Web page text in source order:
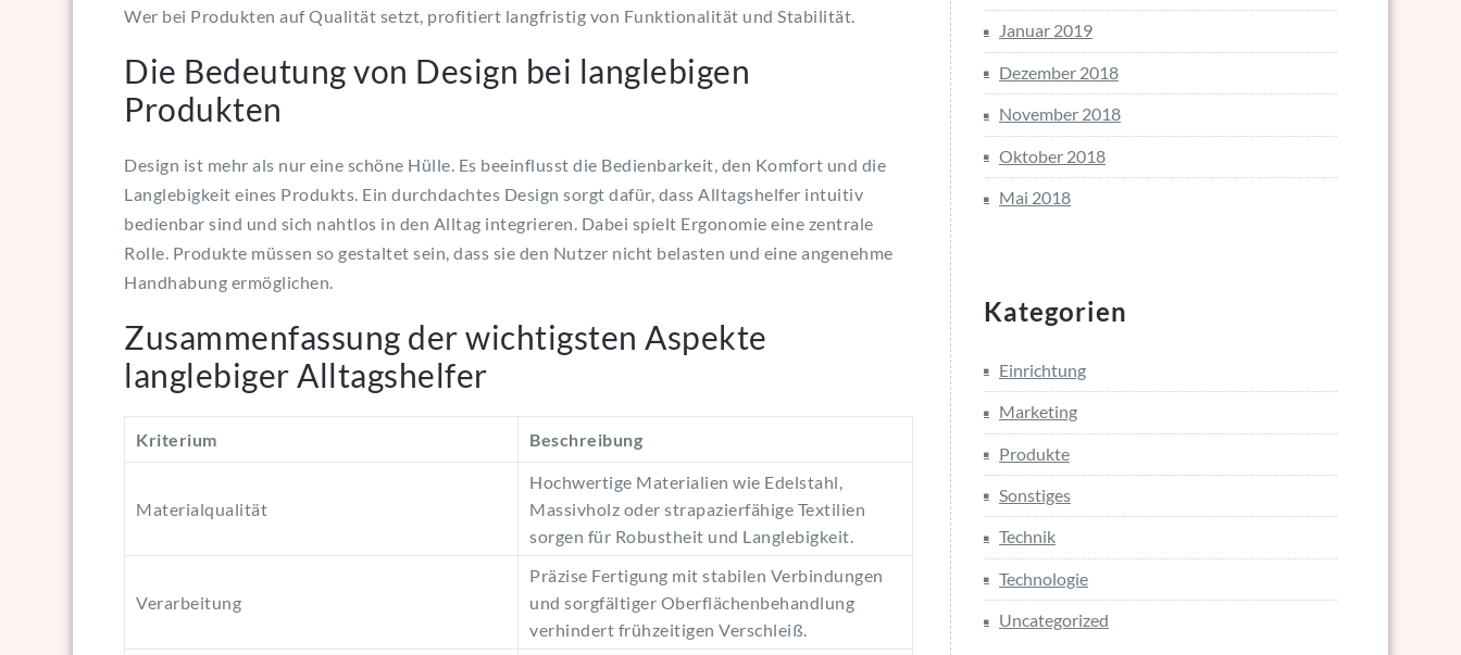
Wer bei Produkten auf Qualität setzt, profitiert langfristig von Funktionalität und Stabilität.
Die Bedeutung von Design bei langlebigen
Produkten
Design ist mehr als nur eine schöne Hülle. Es beeinflusst die Bedienbarkeit, den Komfort und die
Langlebigkeit eines Produkts. Ein durchdachtes Design sorgt dafür, dass Alltagshelfer intuitiv
bedienbar sind und sich nahtlos in den Alltag integrieren. Dabei spielt Ergonomie eine zentrale
Rolle. Produkte müssen so gestaltet sein, dass sie den Nutzer nicht belasten und eine angenehme
Handhabung ermöglichen.
Zusammenfassung der wichtigsten Aspekte
langlebiger Alltagshelfer
Kriterium Beschreibung
Materialqualität
Hochwertige Materialien wie Edelstahl,
Massivholz oder strapazierfähige Textilien
sorgen für Robustheit und Langlebigkeit.
Verarbeitung
Präzise Fertigung mit stabilen Verbindungen
und sorgfältiger Oberflächenbehandlung
verhindert frühzeitigen Verschleiß.
Januar 2019
Dezember 2018
November 2018
Oktober 2018
Mai 2018
Kategorien
Einrichtung
Marketing
Produkte
Sonstiges
Technik
Technologie
Uncategorized